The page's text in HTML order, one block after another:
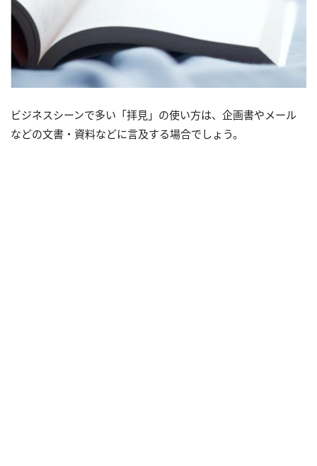
ビジネスシーンで多い「拝見」の使い方は、企画書やメール
などの文書・資料などに言及する場合でしょう。